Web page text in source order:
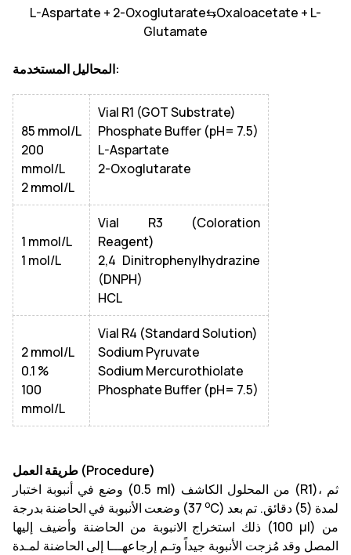
L-Aspartate + 2-Oxoglutarate⇆Oxaloacetate + L-
Glutamate
المحاليل المستخدمة:
85 mmol/L
200
mmol/L
2 mmol/L
Vial R1 (GOT Substrate)
Phosphate Buffer (pH= 7.5)
L-Aspartate
2-Oxoglutarate
1 mmol/L
1 mol/L
Vial R3 (Coloration
Reagent)
2,4 Dinitrophenylhydrazine
(DNPH)
HCL
2 mmol/L
0.1 %
100
mmol/L
Vial R4 (Standard Solution)
Sodium Pyruvate
Sodium Mercurothiolate
Phosphate Buffer (pH= 7.5)
طريقة العمل (Procedure)
وضع في أنبوبة اختبار (0.5 ml) من المحلول الكاشف (R1)، ثم
وضعت الأنبوبة في الحاضنة بدرجة (37oC) لمدة (5) دقائق. تم بعد
ذلك استخراج الانبوبة من الحاضنة وأضيف إليها (100 µl) من
المصل وقد مُزجت الأنبوبة جيداً وتـم إرجاعهـــا إلى الحاضنة لمـدة